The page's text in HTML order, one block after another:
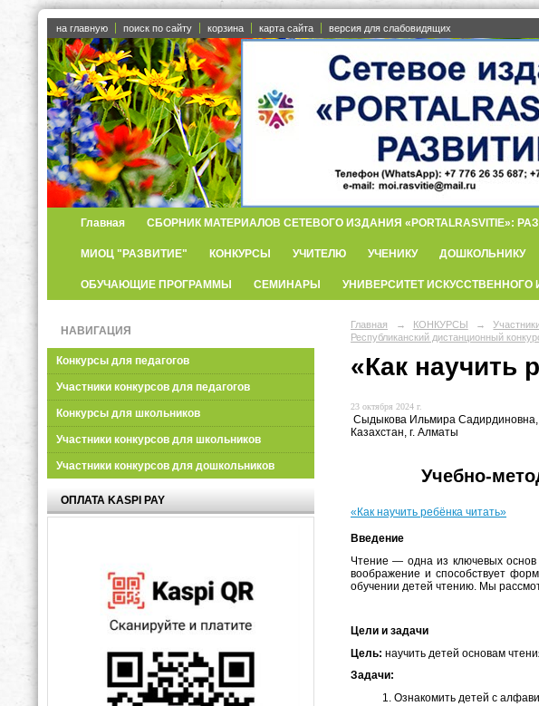
на главную поиск по сайту корзина карта сайта версия для слабовидящих
Главная СБОРНИК МАТЕРИАЛОВ СЕТЕВОГО ИЗДАНИЯ «PORTALRASVITIE»:
МИОЦ "РАЗВИТИЕ" КОНКУРСЫ УЧИТЕЛЮ УЧЕНИКУ ДОШКОЛЬНИКУ
ОБУЧАЮЩИЕ ПРОГРАММЫ СЕМИНАРЫ УНИВЕРСИТЕТ ИСКУССТВЕННОГО
НАВИГАЦИЯ
Конкурсы для педагогов
Участники конкурсов для педагогов
Конкурсы для школьников
Участники конкурсов для школьников
Участники конкурсов для дошкольников
ОПЛАТА KASPI PAY
Главная → КОНКУРСЫ →
Республиканский дистанционный
«Как научить
23 октября 2024 г.
Сыдыкова Ильмира Садирдиновна,
Казахстан, г. Алматы
Учебно-
«Как научить ребёнка читать»
Введение
Чтение — одна из ключевых основ
воображение и способствует
обучении детей чтению. Мы
Цели и задачи
Цель: научить детей основам
Задачи:
Ознакомить детей с